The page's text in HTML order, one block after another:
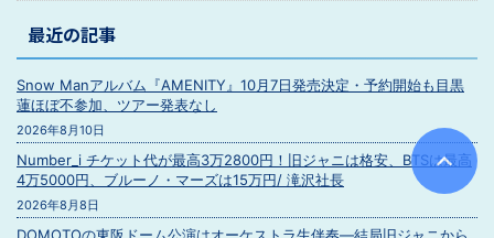
最近の記事
Snow Manアルバム『AMENITY』10月7日発売決定・予約開始も目黒
蓮ほぼ不参加、ツアー発表なし
2026年8月10日
Number_i チケット代が最高3万2800円！旧ジャニは格安、BTSは最高
4万5000円、ブルーノ・マーズは15万円/ 滝沢社長
2026年8月8日